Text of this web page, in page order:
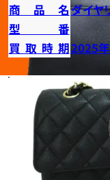
商品名ダイヤ
型番
買取時期2025